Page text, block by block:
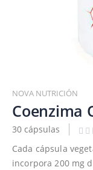
al
comienzo
de
la
galería
NOVA NUTRICIÓN
Coenzima
30 cápsulas
Cada cápsula
incorpora 200 mg